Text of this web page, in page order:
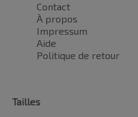
Contact
À propos
Impressum
Aide
Politique de retour
Tailles